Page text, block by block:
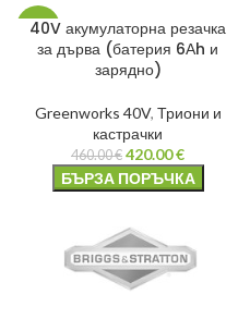
-9%
40V акумулаторна резачка
за дърва (батерия 6Аh и
зарядно)
Greenworks 40V, Триони и
кастрачки
460.00€ 420.00€
БЪРЗА ПОРЪЧКА